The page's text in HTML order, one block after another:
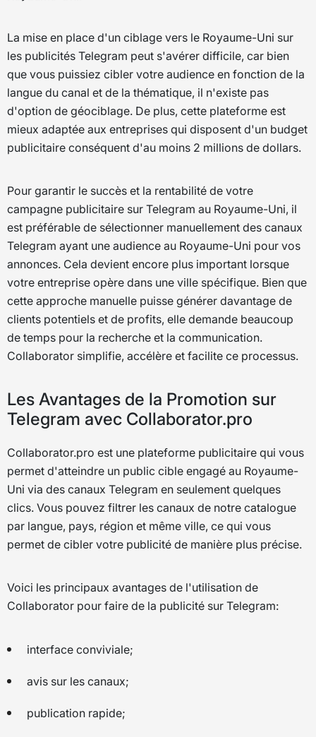
La mise en place d'un ciblage vers le Royaume-Uni sur
les publicités Telegram peut s'avérer difficile, car bien
que vous puissiez cibler votre audience en fonction de la
langue du canal et de la thématique, il n'existe pas
d'option de géociblage. De plus, cette plateforme est
mieux adaptée aux entreprises qui disposent d'un budget
publicitaire conséquent d'au moins 2 millions de dollars.
Pour garantir le succès et la rentabilité de votre
campagne publicitaire sur Telegram au Royaume-Uni, il
est préférable de sélectionner manuellement des canaux
Telegram ayant une audience au Royaume-Uni pour vos
annonces. Cela devient encore plus important lorsque
votre entreprise opère dans une ville spécifique. Bien que
cette approche manuelle puisse générer davantage de
clients potentiels et de profits, elle demande beaucoup
de temps pour la recherche et la communication.
Collaborator simplifie, accélère et facilite ce processus.
Les Avantages de la Promotion sur
Telegram avec Collaborator.pro
Collaborator.pro est une plateforme publicitaire qui vous
permet d'atteindre un public cible engagé au Royaume-
Uni via des canaux Telegram en seulement quelques
clics. Vous pouvez filtrer les canaux de notre catalogue
par langue, pays, région et même ville, ce qui vous
permet de cibler votre publicité de manière plus précise.
Voici les principaux avantages de l'utilisation de
Collaborator pour faire de la publicité sur Telegram:
interface conviviale;
avis sur les canaux;
publication rapide;